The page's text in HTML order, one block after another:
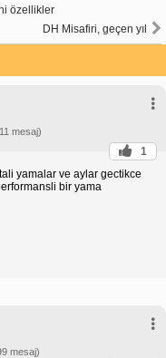
özellikler
DH Misafiri, geçen yıl
mesaj)
1
yamalar ve aylar gectikce
bir yama
mesaj)